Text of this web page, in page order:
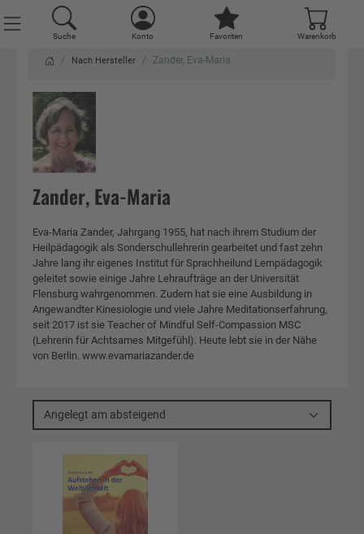
Suche Konto Favoriten Warenkorb
Nach Hersteller Zander, Eva-Maria
Zander, Eva-Maria
Eva-Maria Zander, Jahrgang 1955, hat nach ihrem Studium der
Heilpädagogik als Sonderschullehrerin gearbeitet und fast zehn
Jahre lang ihr eigenes Institut für Sprachheilund Lernpädagogik
geleitet sowie einige Jahre Lehraufträge an der Universität
Flensburg wahrgenommen. Zudem hat sie eine Ausbildung in
Angewandter Kinesiologie und viele Jahre Meditationserfahrung,
seit 2017 ist sie Teacher of Mindful Self-Compassion MSC
(Lehrerin für Achtsames Mitgefühl). Heute lebt sie in der Nähe
von Berlin. www.evamariazander.de
Angelegt am absteigend